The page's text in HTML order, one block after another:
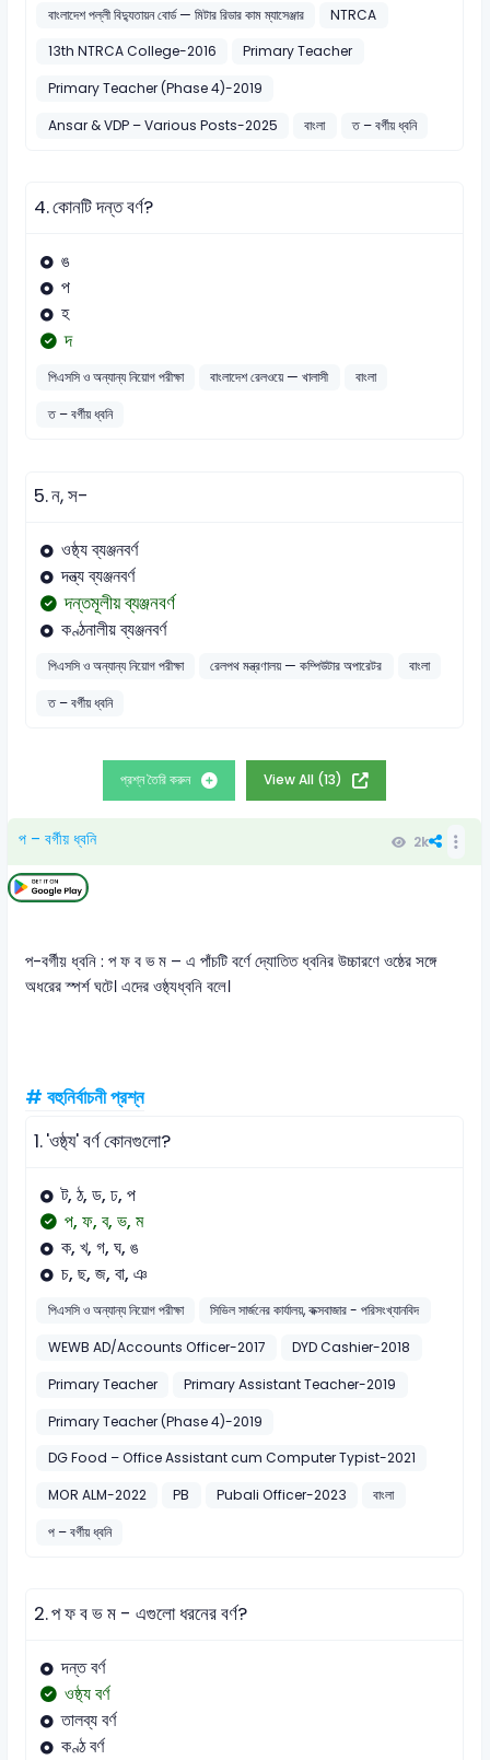
বাংলাদেশ পল্লী বিদ্যুতায়ন বোর্ড — মিটার রিডার কাম ম্যাসেঞ্জার
NTRCA
13th NTRCA College-2016
Primary Teacher
Primary Teacher (Phase 4)-2019
Ansar & VDP – Various Posts-2025
বাংলা ত – বর্গীয় ধ্বনি
4.কোনটি দন্ত বর্ণ?
ঙ
প
হ
দ
পিএসসি ও অন্যান্য নিয়োগ পরীক্ষা বাংলাদেশ রেলওয়ে — খালাসী
বাংলা
ত – বর্গীয় ধ্বনি
5.ন, স-
ওষ্ঠ্য ব্যঞ্জনবর্ণ
দন্ত্য ব্যঞ্জনবর্ণ
দন্তমূলীয় ব্যঞ্জনবর্ণ
কণ্ঠনালীয় ব্যঞ্জনবর্ণ
পিএসসি ও অন্যান্য নিয়োগ পরীক্ষা রেলপথ মন্ত্রণালয় — কম্পিউটার অপারেটর
বাংলা
ত – বর্গীয় ধ্বনি
প্রশ্ন তৈরি করুন View All (13)
প – বর্গীয় ধ্বনি 2k
প-বর্গীয় ধ্বনি : প ফ ব ভ ম – এ পাঁচটি বর্ণে দ্যোতিত ধ্বনির উচ্চারণে ওষ্ঠের সঙ্গে
অধরের স্পর্শ ঘটে। এদের ওষ্ঠ্যধ্বনি বলে।
# বহুনির্বাচনী প্রশ্ন
1.'ওষ্ঠ্য' বর্ণ কোনগুলো?
ট, ঠ, ড, ঢ, প
প, ফ, ব, ভ, ম
ক, খ, গ, ঘ, ঙ
চ, ছ, জ, বা, ঞ
পিএসসি ও অন্যান্য নিয়োগ পরীক্ষা
সিভিল সার্জনের কার্যালয়, কক্সবাজার - পরিসংখ্যানবিদ
WEWB AD/Accounts Officer-2017
DYD Cashier-2018
Primary Teacher
Primary Assistant Teacher-2019
Primary Teacher (Phase 4)-2019
DG Food – Office Assistant cum Computer Typist-2021
MOR ALM-2022
PB Pubali Officer-2023
বাংলা
প – বর্গীয় ধ্বনি
2.প ফ ব ভ ম - এগুলো ধরনের বর্ণ?
দন্ত বর্ণ
ওষ্ঠ্য বর্ণ
তালব্য বর্ণ
কণ্ঠ বর্ণ